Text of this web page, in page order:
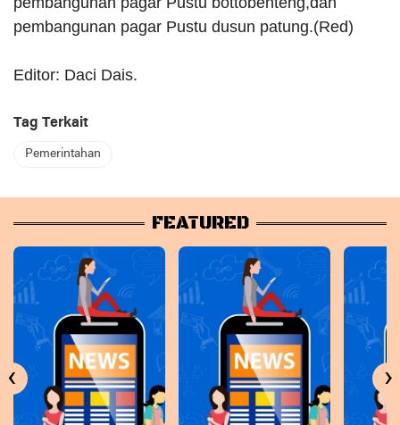
pembangunan pagar Pustu dusun patung.(Red)
Editor: Daci Dais.
Tag Terkait
Pemerintahan
FEATURED
‹ ›